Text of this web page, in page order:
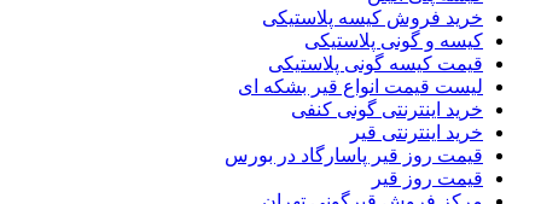
خرید فروش کیسه پلاستیکی
کیسه و گونی پلاستیکی
قیمت کیسه گونی پلاستیکی
لیست قیمت انواع قیر بشکه ای
خرید اینترنتی گونی کنفی
خرید اینترنتی قیر
قیمت روز قیر پاسارگاد در بورس
قیمت روز قیر